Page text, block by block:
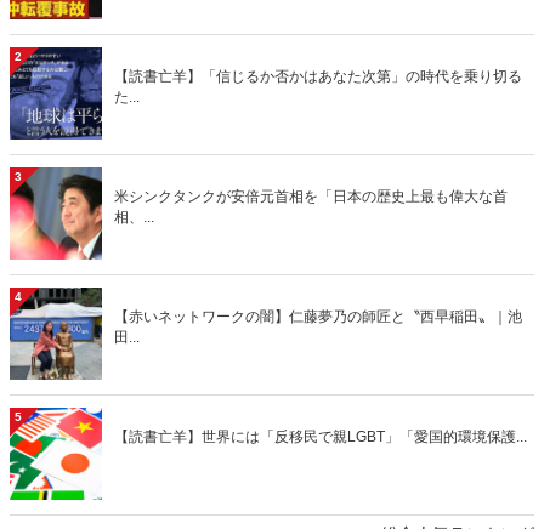
2
【読書亡羊】「信じるか否かはあなた次第」の時代を乗り切る
た...
3
米シンクタンクが安倍元首相を「日本の歴史上最も偉大な首
相、...
4
【赤いネットワークの闇】仁藤夢乃の師匠と〝西早稲田〟｜池
田...
5
【読書亡羊】世界には「反移民で親LGBT」「愛国的環境保護...